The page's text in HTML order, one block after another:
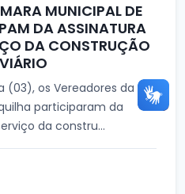
MUNICIPAL DE
DA ASSINATURA
DA CONSTRUÇÃO
os Vereadores da
participaram da
da constru...